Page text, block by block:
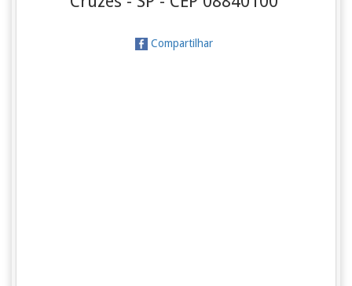
Compartilhar